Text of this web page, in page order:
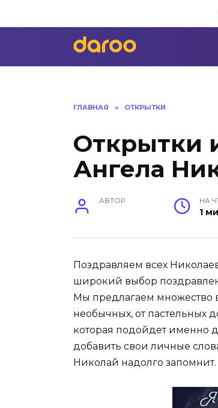
ГЛАВНАЯ » ОТКРЫТКИ
Открытки
Ангела
АВТОР НА
1
Поздравляем всех
широкий выбор
Мы предлагаем множество
необычных, от пастельных
которая подойдет именно
добавить свои личные
Николай надолго запомнит.